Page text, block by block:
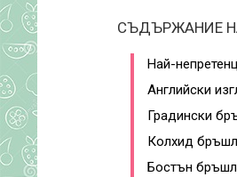
СЪДЪРЖАНИЕ
Най-
Английски
Градински
Колхид
Бостън